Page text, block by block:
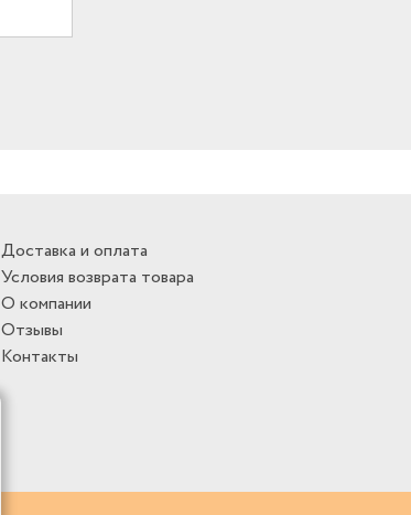
Доставка и оплата
Условия возврата товара
О компании
Отзывы
Контакты